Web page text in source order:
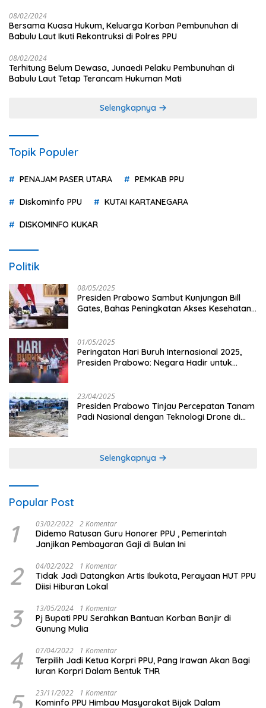
08/02/2024
Bersama Kuasa Hukum, Keluarga Korban Pembunuhan di
Babulu Laut Ikuti Rekontruksi di Polres PPU
08/02/2024
Terhitung Belum Dewasa, Junaedi Pelaku Pembunuhan di
Babulu Laut Tetap Terancam Hukuman Mati
Selengkapnya
Topik Populer
PENAJAM PASER UTARA PEMKAB PPU
Diskominfo PPU KUTAI KARTANEGARA
DISKOMINFO KUKAR
Politik
08/05/2025
Presiden Prabowo Sambut Kunjungan Bill
Gates, Bahas Peningkatan Akses Kesehatan
01/05/2025
Peringatan Hari Buruh Internasional 2025,
Presiden Prabowo: Negara Hadir untuk
23/04/2025
Presiden Prabowo Tinjau Percepatan Tanam
Padi Nasional dengan Teknologi Drone di
Selengkapnya
Popular Post
1 03/02/2022 2 Komentar
Didemo Ratusan Guru Honorer PPU , Pemerintah
Janjikan Pembayaran Gaji di Bulan Ini
2 04/02/2022 1 Komentar
Tidak Jadi Datangkan Artis Ibukota, Perayaan HUT PPU
Diisi Hiburan Lokal
3 13/05/2024 1 Komentar
Pj Bupati PPU Serahkan Bantuan Korban Banjir di
Gunung Mulia
4 07/04/2022 1 Komentar
Terpilih Jadi Ketua Korpri PPU, Pang Irawan Akan Bagi
Iuran Korpri Dalam Bentuk THR
23/11/2022 1 Komentar
Kominfo PPU Himbau Masyarakat Bijak Dalam